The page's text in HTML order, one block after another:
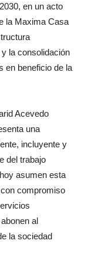
en un acto
la Maxima Casa
la consolidación
en beneficio de la
Acevedo
una
incluyente y
del trabajo
asumen esta
compromiso
al
la sociedad